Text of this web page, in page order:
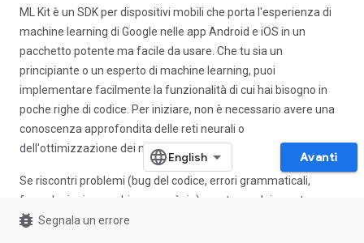
ML Kit è un SDK per dispositivi mobili che porta l'esperienza di
machine learning di Google nelle app Android e iOS in un
pacchetto potente ma facile da usare. Che tu sia un
principiante o un esperto di machine learning, puoi
implementare facilmente la funzionalità di cui hai bisogno in
poche righe di codice. Per iniziare, non è necessario avere una
conoscenza approfondita delle reti neurali o
dell'ottimizzazione dei modelli.
Se riscontri problemi (bug del codice, errori grammaticali,
formulazioni poco chiare e così via) mentre svolgi questo
codelab, segnalali tramite il link
Avanti
bug_report Segnala un errore